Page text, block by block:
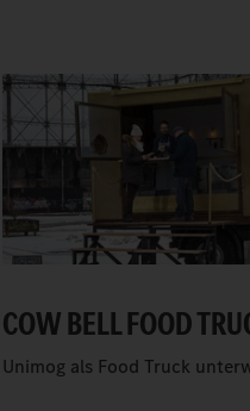
COW BELL FOOD
Unimog als Food Truck